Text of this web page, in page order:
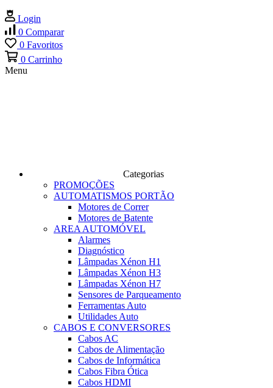
Login
0 Comparar
0 Favoritos
0 Carrinho
Menu
Categorias
PROMOÇÕES
AUTOMATISMOS PORTÃO
Motores de Correr
Motores de Batente
AREA AUTOMÓVEL
Alarmes
Diagnóstico
Lâmpadas Xénon H1
Lâmpadas Xénon H3
Lâmpadas Xénon H7
Sensores de Parqueamento
Ferramentas Auto
Utilidades Auto
CABOS E CONVERSORES
Cabos AC
Cabos de Alimentação
Cabos de Informática
Cabos Fibra Ótica
Cabos HDMI